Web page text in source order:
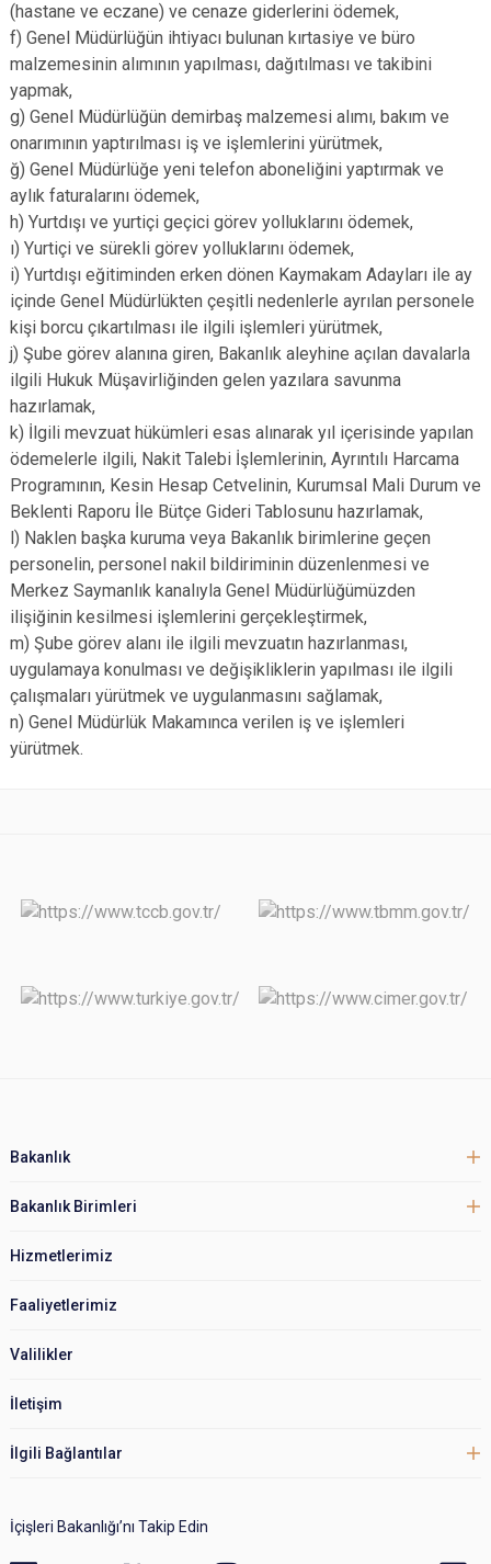
(hastane ve eczane) ve cenaze giderlerini ödemek,
f) Genel Müdürlüğün ihtiyacı bulunan kırtasiye ve büro
malzemesinin alımının yapılması, dağıtılması ve takibini
yapmak,
g) Genel Müdürlüğün demirbaş malzemesi alımı, bakım ve
onarımının yaptırılması iş ve işlemlerini yürütmek,
ğ) Genel Müdürlüğe yeni telefon aboneliğini yaptırmak ve
aylık faturalarını ödemek,
h) Yurtdışı ve yurtiçi geçici görev yolluklarını ödemek,
ı) Yurtiçi ve sürekli görev yolluklarını ödemek,
i) Yurtdışı eğitiminden erken dönen Kaymakam Adayları ile ay
içinde Genel Müdürlükten çeşitli nedenlerle ayrılan personele
kişi borcu çıkartılması ile ilgili işlemleri yürütmek,
j) Şube görev alanına giren, Bakanlık aleyhine açılan davalarla
ilgili Hukuk Müşavirliğinden gelen yazılara savunma
hazırlamak,
k) İlgili mevzuat hükümleri esas alınarak yıl içerisinde yapılan
ödemelerle ilgili, Nakit Talebi İşlemlerinin, Ayrıntılı Harcama
Programının, Kesin Hesap Cetvelinin, Kurumsal Mali Durum ve
Beklenti Raporu İle Bütçe Gideri Tablosunu hazırlamak,
l) Naklen başka kuruma veya Bakanlık birimlerine geçen
personelin, personel nakil bildiriminin düzenlenmesi ve
Merkez Saymanlık kanalıyla Genel Müdürlüğümüzden
ilişiğinin kesilmesi işlemlerini gerçekleştirmek,
m) Şube görev alanı ile ilgili mevzuatın hazırlanması,
uygulamaya konulması ve değişikliklerin yapılması ile ilgili
çalışmaları yürütmek ve uygulanmasını sağlamak,
n) Genel Müdürlük Makamınca verilen iş ve işlemleri
yürütmek.
Bakanlık
Bakanlık Birimleri
Hizmetlerimiz
Faaliyetlerimiz
Valilikler
İletişim
İlgili Bağlantılar
İçişleri Bakanlığı’nı Takip Edin